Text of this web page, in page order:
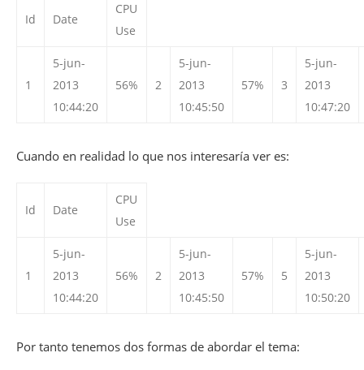
Id Date
CPU
Use
1
5-jun-
2013
10:44:20
56% 2
5-jun-
2013
10:45:50
57% 3
5-jun-
2013
10:47:20
Cuando en realidad lo que nos interesaría ver es:
Id Date
CPU
Use
1
5-jun-
2013
10:44:20
56% 2
5-jun-
2013
10:45:50
57% 5
5-jun-
2013
10:50:20
Por tanto tenemos dos formas de abordar el tema: